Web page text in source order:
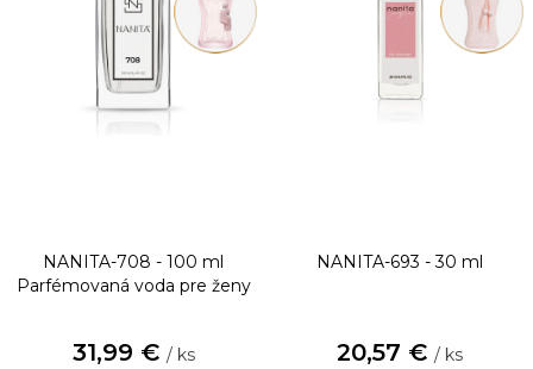
NANITA-708 - 100 ml
Parfémovaná voda pre ženy
31,99 € / ks
NANITA-693 - 30 ml
20,57 € / ks